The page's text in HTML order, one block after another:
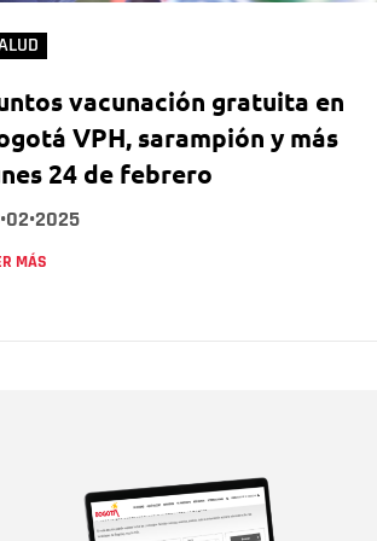
vacunación gratuita en
VPH, sarampión y más
24 de febrero
MÁS